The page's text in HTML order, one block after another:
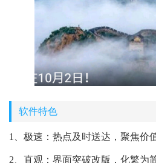
软件特色
1、极速：热点及时送达，聚焦价
2、直观：界面突破改版，化繁为